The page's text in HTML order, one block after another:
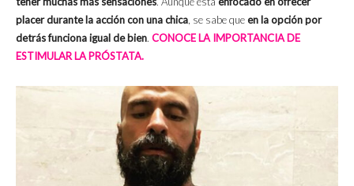
placer durante la acción con una chica, se sabe queen la opción por
detrás funciona igual de bien. CONOCE LA IMPORTANCIA DE
ESTIMULAR LA PRÓSTATA.